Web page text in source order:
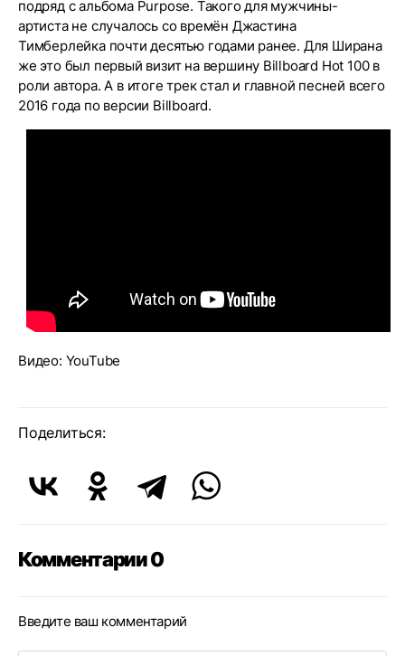
подряд с альбома Purpose. Такого для мужчины-
артиста не случалось со времён Джастина
Тимберлейка почти десятью годами ранее. Для Ширана
же это был первый визит на вершину Billboard Hot 100 в
роли автора. А в итоге трек стал и главной песней всего
2016 года по версии Billboard.
Видео: YouTube
Поделиться:
Комментарии 0
Введите ваш комментарий